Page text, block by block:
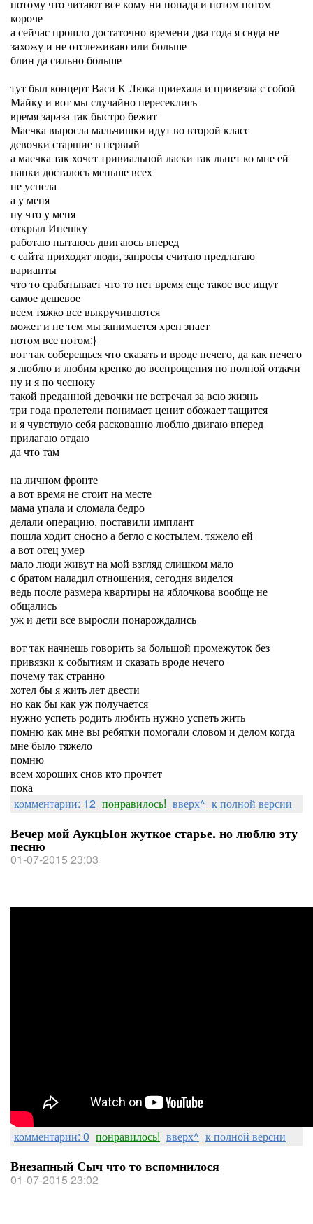
потому что читают все кому ни попадя и потом потом
короче
а сейчас прошло достаточно времени два года я сюда не
захожу и не отслеживаю или больше
блин да сильно больше
тут был концерт Васи К Люка приехала и привезла с собой
Майку и вот мы случайно пересеклись
время зараза так быстро бежит
Маечка выросла мальчишки идут во второй класс
девочки старшие в первый
а маечка так хочет тривиальной ласки так льнет ко мне ей
папки досталось меньше всех
не успела
а у меня
ну что у меня
открыл Ипешку
работаю пытаюсь двигаюсь вперед
с сайта приходят люди, запросы считаю предлагаю
варианты
что то срабатывает что то нет время еще такое все ищут
самое дешевое
всем тяжко все выкручиваются
может и не тем мы занимается хрен знает
потом все потом:}
вот так соберещься что сказать и вроде нечего, да как нечего
я люблю и любим крепко до всепрощения по полной отдачи
ну и я по чесноку
такой преданной девочки не встречал за всю жизнь
три года пролетели понимает ценит обожает тащится
и я чувствую себя раскованно люблю двигаю вперед
прилагаю отдаю
да что там
на личном фронте
а вот время не стоит на месте
мама упала и сломала бедро
делали операцию, поставили имплант
пошла ходит сносно а бегло с костылем. тяжело ей
а вот отец умер
мало люди живут на мой взгляд слишком мало
с братом наладил отношения, сегодня виделся
ведь после размера квартиры на яблочкова вообще не
общались
уж и дети все выросли понарождались
вот так начнешь говорить за большой промежуток без
привязки к событиям и сказать вроде нечего
почему так странно
хотел бы я жить лет двести
но как бы как уж получается
нужно успеть родить любить нужно успеть жить
помню как мне вы ребятки помогали словом и делом когда
мне было тяжело
помню
всем хороших снов кто прочтет
пока
комментарии: 12 понравилось! вверх^ к полной версии
Вечер мой АукцЫон жуткое старье. но люблю эту
песню
01-07-2015 23:03
комментарии: 0 понравилось! вверх^ к полной версии
Внезапный Сыч что то вспомнилося
01-07-2015 23:02